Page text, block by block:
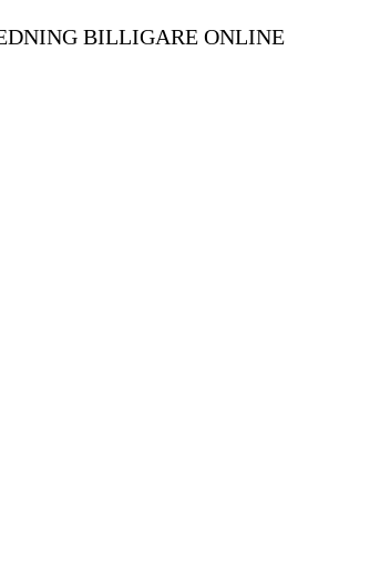
BILLIGARE ONLINE